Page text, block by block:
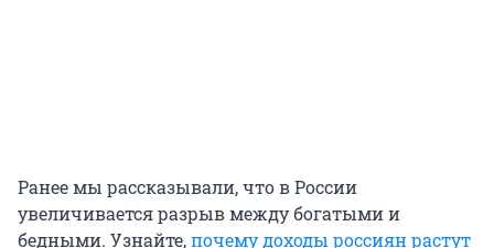
Ранее мы рассказывали, что в России
увеличивается разрыв между богатыми и
бедными. Узнайте,почему доходы россиян растут